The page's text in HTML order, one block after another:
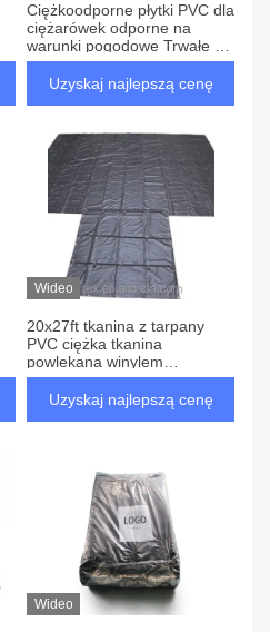
Ciężkoodporne płytki PVC dla
ciężarówek odporne na
warunki pogodowe Trwałe w
ekstremalnych
temperaturach
Uzyskaj najlepszą cenę
Wideo
20x27ft tkanina z tarpany
PVC ciężka tkanina
powlekana winylem
płaskowierzchnia stalowa
tarpany drewniane
Uzyskaj najlepszą cenę
Wideo